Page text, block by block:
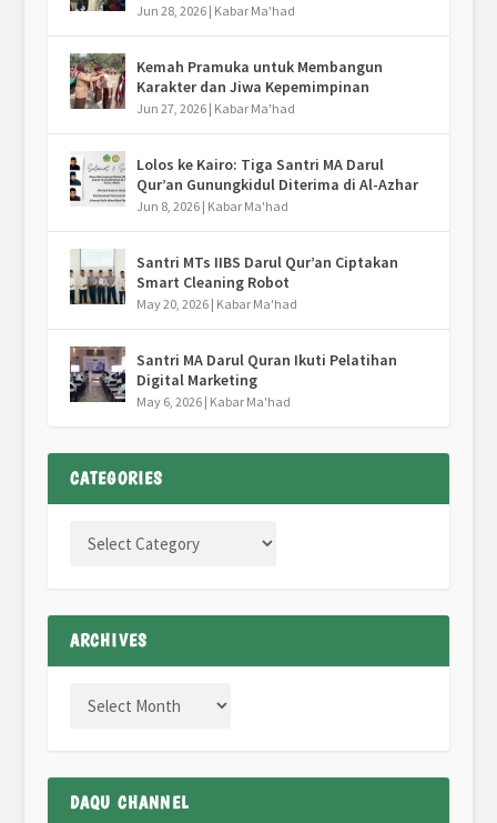
Jun 28, 2026| Kabar Ma'had
Kemah Pramuka untuk Membangun
Karakter dan Jiwa Kepemimpinan
Jun 27, 2026| Kabar Ma'had
Lolos ke Kairo: Tiga Santri MA Darul
Qur’an Gunungkidul Diterima di Al-Azhar
Jun 8, 2026| Kabar Ma'had
Santri MTs IIBS Darul Qur’an Ciptakan
Smart Cleaning Robot
May 20, 2026| Kabar Ma'had
Santri MA Darul Quran Ikuti Pelatihan
Digital Marketing
May 6, 2026| Kabar Ma'had
CATEGORIES
ARCHIVES
DAQU CHANNEL